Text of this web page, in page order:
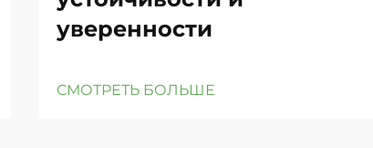
уверенности
СМОТРЕТЬ БОЛЬШЕ